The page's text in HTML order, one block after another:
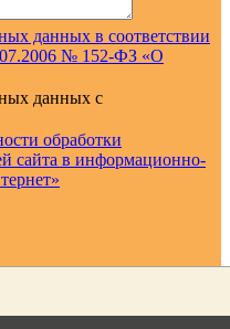
данных в соответствии
№ 152-ФЗ «О
данных с
обработки
сайта в информационно-